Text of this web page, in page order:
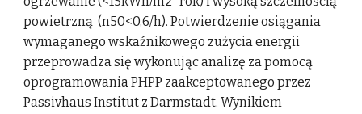
powietrzną (n50<0,6/h). Potwierdzenie osiągania
wymaganego wskaźnikowego zużycia energii
przeprowadza się wykonując analizę za pomocą
oprogramowania PHPP zaakceptowanego przez
Passivhaus Institut z Darmstadt. Wynikiem